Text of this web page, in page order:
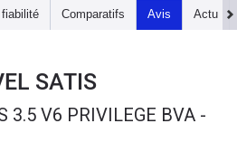
Comparatifs Avis Actu
SATIS
3.5 V6 PRIVILEGE BVA -